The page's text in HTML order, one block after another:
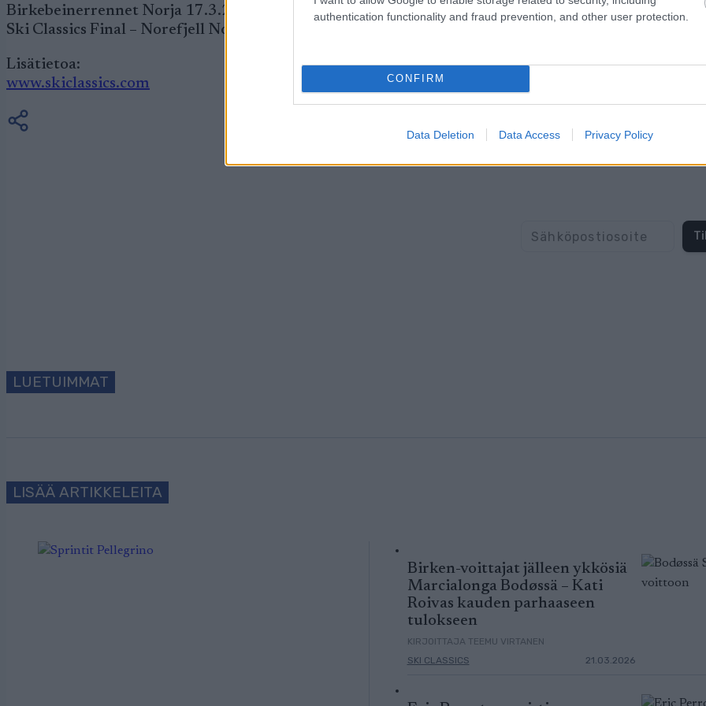
authentication functionality and fraud prevention, and other user protection.
CONFIRM
Data Deletion Data Access Privacy Policy
Birkebeinerrennet Norja 17.3.2012
Ski Classics Final – Norefjell Norja 31.3.2012
Lisätietoa:
www.skiclassics.com
LUETUIMMAT
LISÄÄ ARTIKKELEITA
Birken-voittajat jälleen ykkösiä
Marcialonga Bodøssä – Kati
Roivas kauden parhaaseen
tulokseen
KIRJOITTAJA TEEMU VIRTANEN
SKI CLASSICS
21.03.2026